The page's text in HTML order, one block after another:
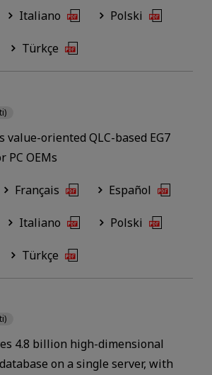
Italiano Polski
Türkçe
value-oriented QLC-based EG7
PC OEMs
Français Español
Italiano Polski
Türkçe
4.8 billion high-dimensional
on a single server, with